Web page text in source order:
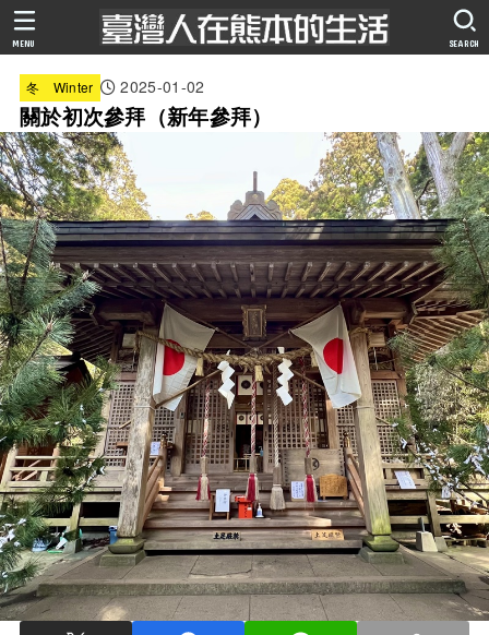
SEARCH
MENU
冬 Winter 2025-01-02
關於初次參拜（新年參拜）